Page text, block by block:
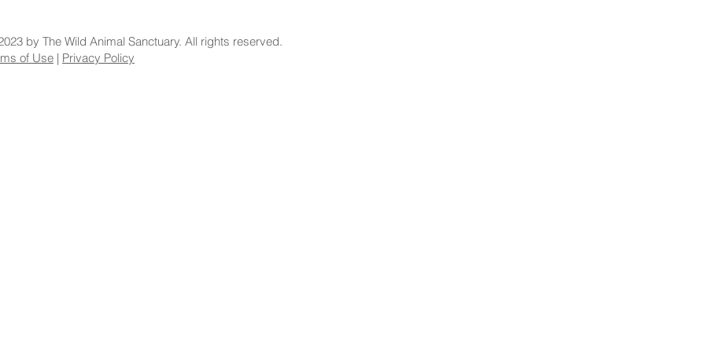
by The Wild Animal Sanctuary. All rights reserved.
of Use | Privacy Policy